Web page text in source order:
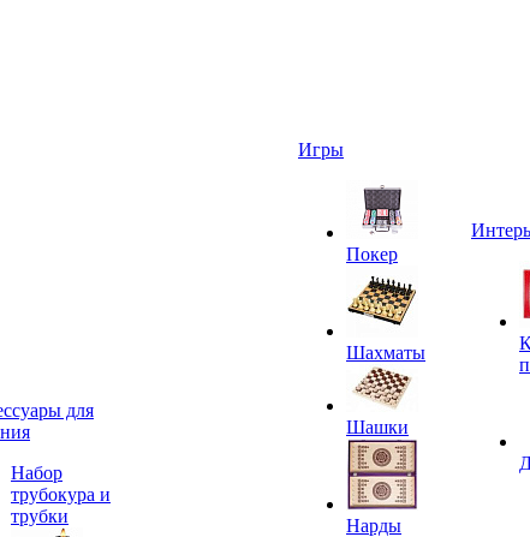
для
Набор
трубокура и
трубки
Игры
Покер
Шахматы
Шашки
Нарды